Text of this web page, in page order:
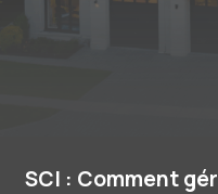
SCI : Comment